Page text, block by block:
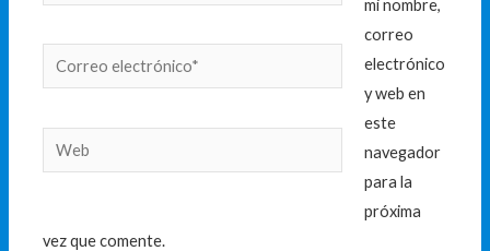
Correo
electrónico*
Web
mi nombre,
correo
electrónico
y web en
este
navegador
para la
próxima
vez que comente.